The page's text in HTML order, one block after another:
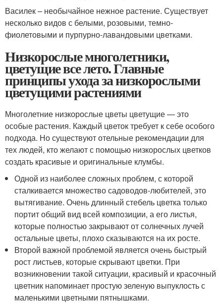
Василек – необычайное нежное растение. Существует
несколько видов с белыми, розовыми, темно-
фиолетовыми и пурпурно-лавандовыми цветками.
Низкорослые многолетники,
цветущие все лето. Главные
принципы ухода за низкорослыми
цветущими растениями
Многолетние низкорослые цветы цветущие — это
особые растения. Каждый цветок требует к себе особого
подхода. Но существуют отельные рекомендации для
тех людей, кто желают с помощью низкорослых цветков
создать красивые и оригинальные клумбы.
Одной из наиболее сложных проблем, с которой
сталкивается множество садоводов-любителей, это
вытягивание. Очень длинный стебель цветка только
портит общий вид всей композиции, а его листья,
которые полностью закрывают от солнечных лучей
остальные цветы, плохо сказываются на их росте.
Второй важной проблемой является очень быстрый
рост листьев, которые скрывают цветки. При
возникновении такой ситуации, красивый и красочный
цветник напоминает простую зеленую выпуклость с
маленькими цветными пятнышками.